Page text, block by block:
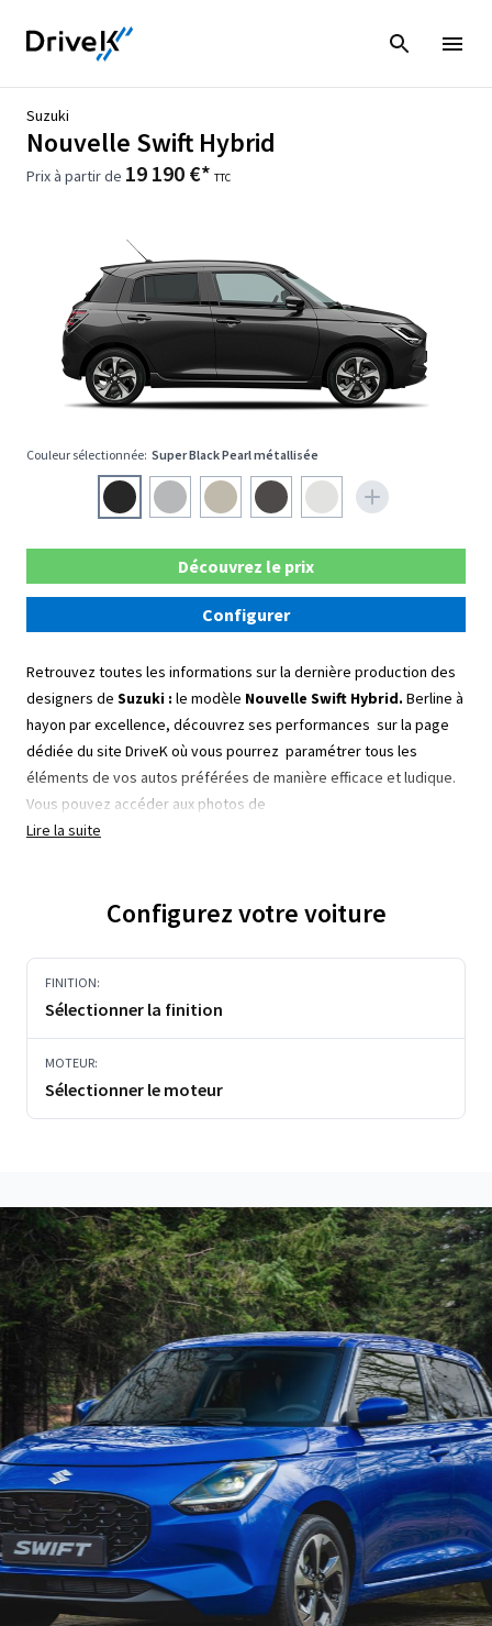
Suzuki
Nouvelle Swift Hybrid
Prix à partir de 19 190 €* TTC
Couleur sélectionnée: Super Black Pearl métallisée
Découvrez le prix
Configurer
Retrouvez toutes les informations sur la dernière production des
designers de Suzuki : le modèle Nouvelle Swift Hybrid. Berline à
hayon par excellence, découvrez ses performances sur la page
dédiée du site DriveK où vous pourrez paramétrer tous les
éléments de vos autos préférées de manière efficace et ludique.
Vous pouvez accéder aux photos de
Lire la suite
Configurez votre voiture
FINITION:
Sélectionner la finition
MOTEUR:
Sélectionner le moteur